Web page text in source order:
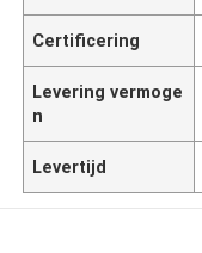
Certificering
Levering vermoge
n
Levertijd